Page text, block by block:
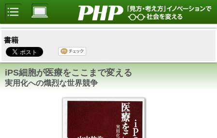
書籍
iPS細胞が医療をここまで変える
実用化への熾烈な世界競争